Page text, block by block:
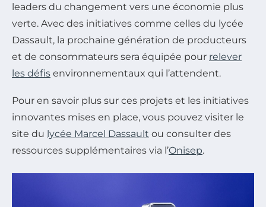
leaders du changement vers une économie plus
verte. Avec des initiatives comme celles du lycée
Dassault, la prochaine génération de producteurs
et de consommateurs sera équipée pour relever
les défis environnementaux qui l’attendent.
Pour en savoir plus sur ces projets et les initiatives
innovantes mises en place, vous pouvez visiter le
site du lycée Marcel Dassault ou consulter des
ressources supplémentaires via l’Onisep.